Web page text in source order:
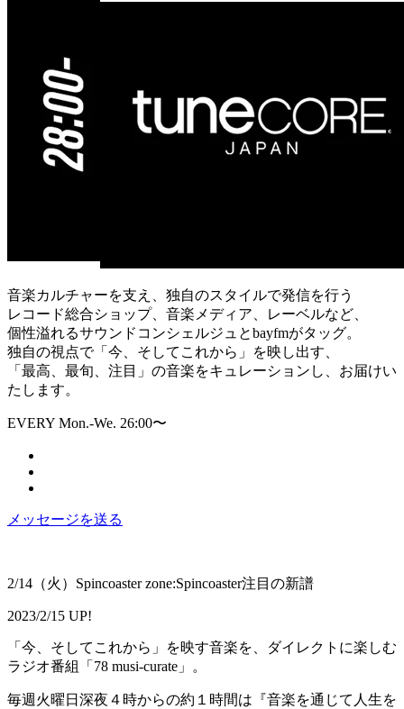
音楽カルチャーを支え、独自のスタイルで発信を行う
レコード総合ショップ、音楽メディア、レーベルなど、
個性溢れるサウンドコンシェルジュとbayfmがタッグ。
独自の視点で「今、そしてこれから」を映し出す、
「最高、最旬、注目」の音楽をキュレーションし、お届けい
たします。
EVERY Mon.-We. 26:00〜
メッセージを送る
2/14（火）Spincoaster zone:Spincoaster注目の新譜
2023/2/15 UP!
「今、そしてこれから」を映す音楽を、ダイレクトに楽しむ
ラジオ番組「78 musi-curate」。
毎週火曜日深夜４時からの約１時間は『音楽を通じて人生を